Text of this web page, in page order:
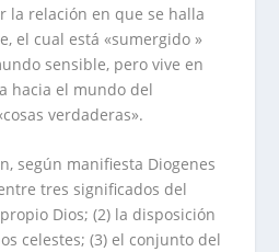
la relación en que se halla
el cual está «sumergido »
sensible, pero vive en
hacia el mundo del
verdaderas».
según manifiesta Diogenes
tres significados del
Dios; (2) la disposición
celestes; (3) el conjunto del